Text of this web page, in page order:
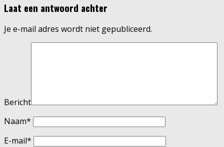
Laat een antwoord achter
Je e-mail adres wordt niet gepubliceerd.
Bericht
Naam*
E-mail*